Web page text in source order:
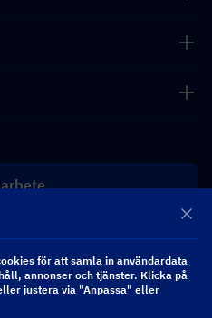
för att samla in användardata
annonser och tjänster. Klicka på
justera via "Anpassa" eller